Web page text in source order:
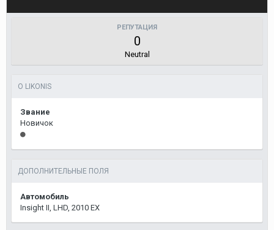
РЕПУТАЦИЯ
0
Neutral
О LIKONIS
Звание
Новичок
ДОПОЛНИТЕЛЬНЫЕ ПОЛЯ
Автомобиль
Insight II, LHD, 2010 EX